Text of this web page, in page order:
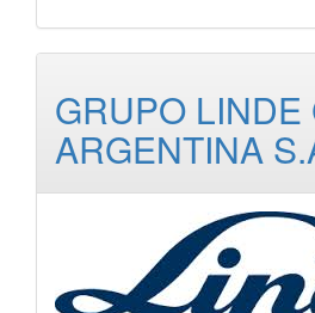
GRUPO LINDE
ARGENTINA